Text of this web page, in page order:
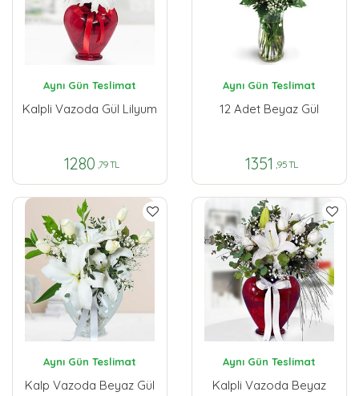
Aynı Gün Teslimat
Kalpli Vazoda Gül Lilyum
1280 ,79 TL
Aynı Gün Teslimat
12 Adet Beyaz Gül
1351 ,95 TL
Aynı Gün Teslimat
Kalp Vazoda Beyaz Gül
Aynı Gün Teslimat
Kalpli Vazoda Beyaz